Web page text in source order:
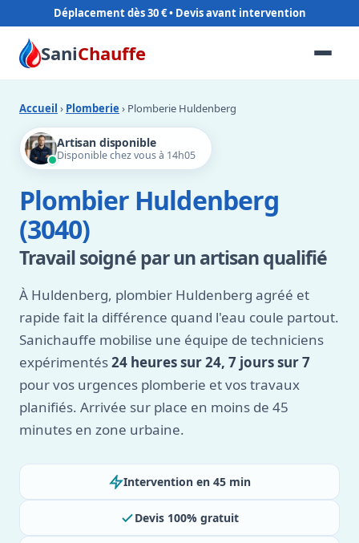
Déplacement dès 30 €
SaniChauffe
Accueil › Plomberie › Plomberie Huldenberg
Artisan disponible
Disponible chez vous à 14h05
Plombier Huldenberg
(3040)
Travail soigné par un artisan qualifié
À Huldenberg, plombier Huldenberg agréé et
rapide fait la différence quand l'eau coule partout.
Sanichauffe mobilise une équipe de techniciens
expérimentés24 heures sur 24, 7 jours sur 7
pour vos urgences plomberie et vos travaux
planifiés. Arrivée sur place en moins de 45
minutes en zone urbaine.
Intervention en 45 min
Devis 100% gratuit